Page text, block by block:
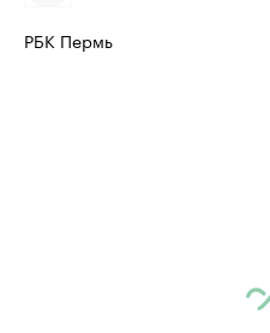
РБК Пермь